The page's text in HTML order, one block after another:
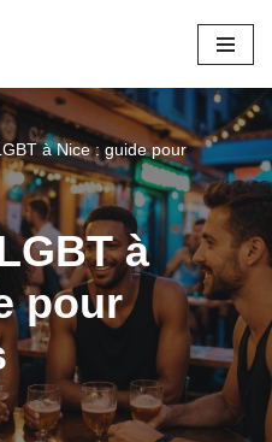
à Nice : guide pour
à
pour